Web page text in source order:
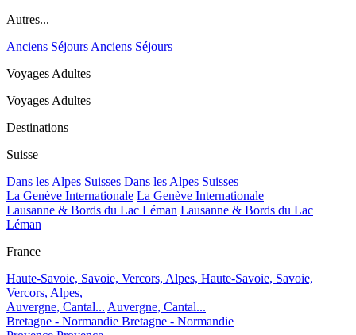
Autres...
Anciens Séjours Anciens Séjours
Voyages Adultes
Voyages Adultes
Destinations
Suisse
Dans les Alpes Suisses Dans les Alpes Suisses
La Genève Internationale La Genève Internationale
Lausanne & Bords du Lac Léman Lausanne & Bords du Lac
Léman
France
Haute-Savoie, Savoie, Vercors, Alpes, Haute-Savoie, Savoie,
Vercors, Alpes,
Auvergne, Cantal... Auvergne, Cantal...
Bretagne - Normandie Bretagne - Normandie